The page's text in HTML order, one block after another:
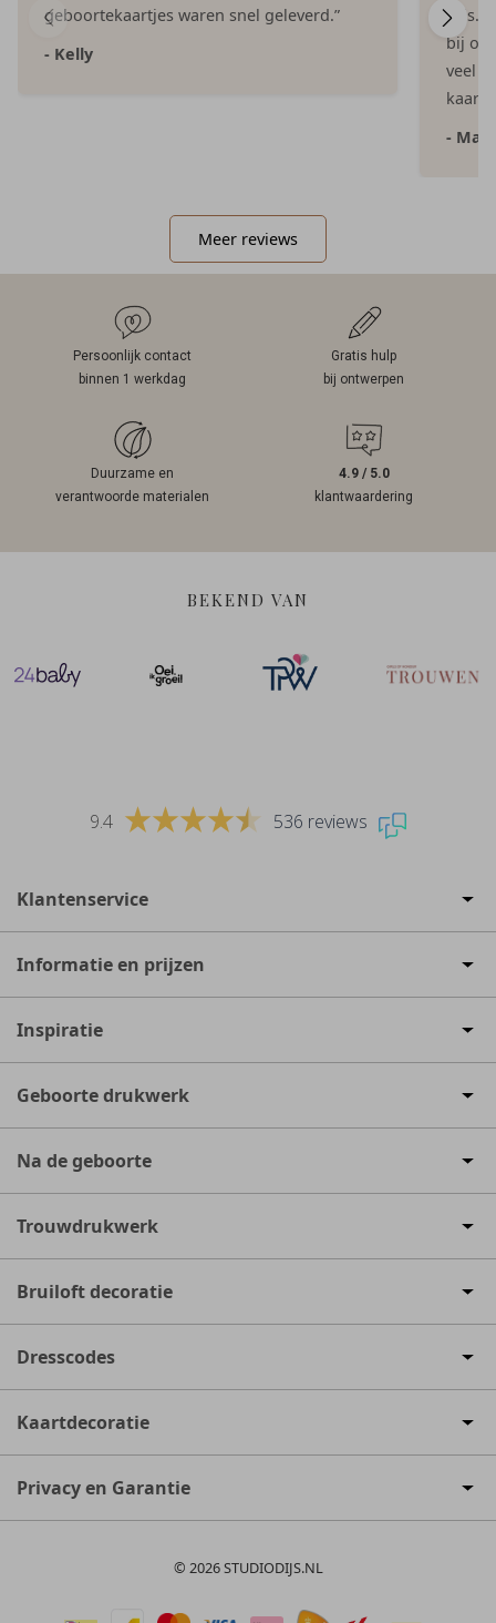
geboortekaartjes waren snel geleverd.”
- Kelly
Dijs.
bij
veel
-
Meer reviews
Persoonlijk contact
binnen 1 werkdag
Gratis hulp
bij ontwerpen
Duurzame en
verantwoorde materialen
4.9 / 5.0
klantwaardering
BEKEND VAN
9.4 536 reviews
Klantenservice
Informatie en prijzen
Inspiratie
Geboorte drukwerk
Na de geboorte
Trouwdrukwerk
Bruiloft decoratie
Dresscodes
Kaartdecoratie
Privacy en Garantie
© 2026 STUDIODIJS.NL